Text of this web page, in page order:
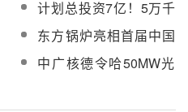
储热煤气调峰项目
施
计划总投资7亿！5万千
瓦高倍率熔盐储能供热
和发电示范项目开工
东方锅炉亮相首届中国
长时储能大会
中广核德令哈50MW光